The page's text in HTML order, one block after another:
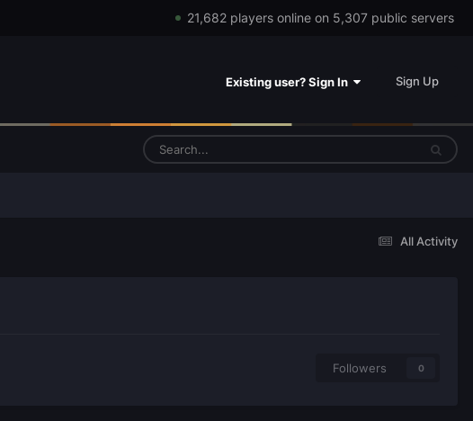
21,682 players online on 5,307 public servers
Existing user? Sign In Sign Up
All Activity
Followers 0